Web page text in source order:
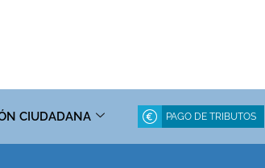
CIUDADANA PAGO DE TRIBUTOS